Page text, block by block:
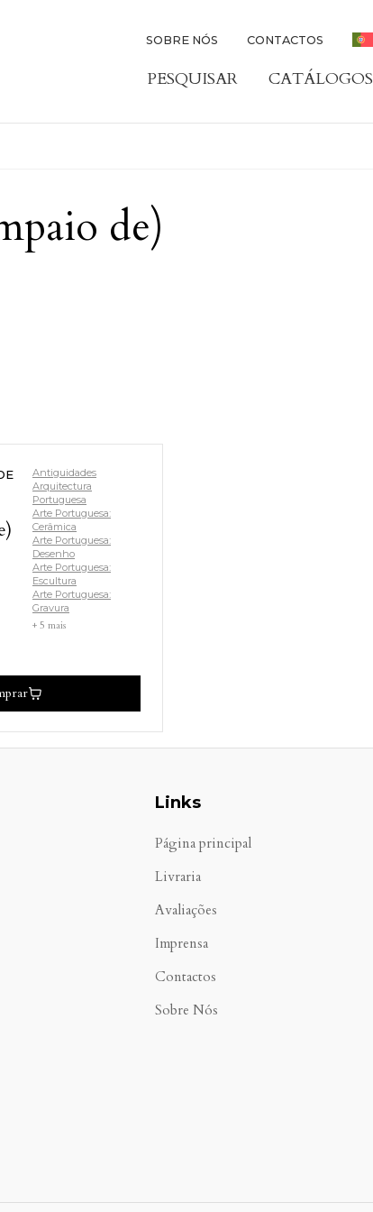
SOBRE NÓS CONTACTOS
PESQUISAR CATÁLOGOS
de)
Antiguidades
Arquitectura
Portuguesa
Arte Portuguesa:
Cerâmica
Arte Portuguesa:
Desenho
Arte Portuguesa:
Escultura
Arte Portuguesa:
Gravura
+ 5 mais
Links
Página principal
Livraria
Avaliações
Imprensa
Contactos
Sobre Nós